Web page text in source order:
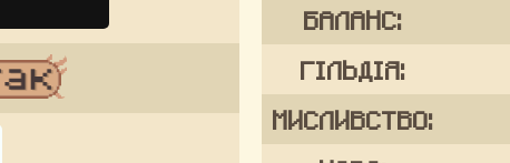
БАЛАНС:
ГІЛЬДІЯ:
МИСЛИВСТВО: